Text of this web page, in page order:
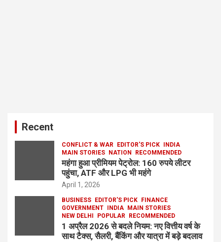
Recent
CONFLICT & WAR EDITOR'S PICK
INDIA
MAIN STORIES
NATION RECOMMENDED
महंगा हुआ प्रीमियम पेट्रोल: 160 रुपये लीटर
पहुंचा, ATF और LPG भी महंगे
April 1, 2026
BUSINESS EDITOR'S PICK
FINANCE
GOVERNMENT
INDIA
MAIN STORIES
NEW DELHI
POPULAR RECOMMENDED
1 अप्रैल 2026 से बदले नियम: नए वित्तीय वर्ष के
साथ टैक्स, सैलरी, बैंकिंग और यात्रा में बड़े बदलाव